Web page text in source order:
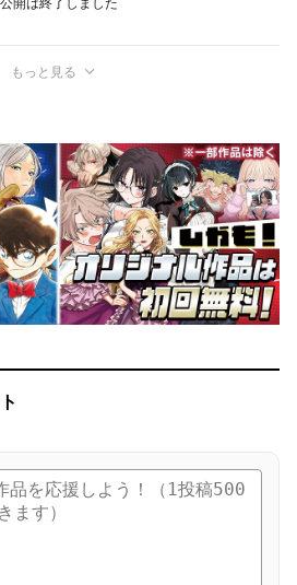
公開は終了しました
もっと見る